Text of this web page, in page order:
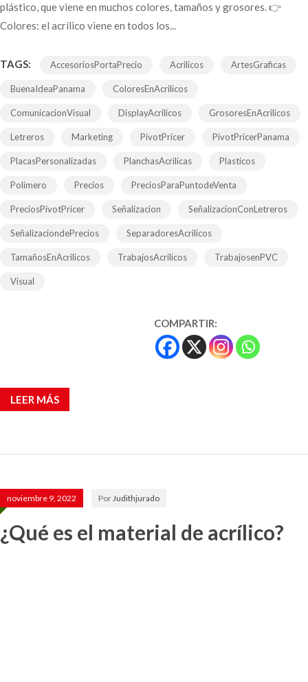
plástico, que viene en muchos colores, tamaños y grosores. 👉
Colores: el acrílico viene en todos los...
TAGS: AccesoriosPortaPrecio Acrilicos ArtesGraficas
BuenaIdeaPanama ColoresEnAcrilicos
ComunicacionVisual DisplayAcrilicos GrosoresEnAcrilicos
Letreros Marketing PivotPricer PivotPricerPanama
PlacasPersonalizadas PlanchasAcrilicas Plasticos
Polimero Precios PreciosParaPuntodeVenta
PreciosPivotPricer Señalizacion SeñalizacionConLetreros
SeñalizaciondePrecios SeparadoresAcrilicos
TamañosEnAcrilicos TrabajosAcrilicos TrabajosenPVC
Visual
COMPARTIR:
LEER MÁS
noviembre 9, 2022 PorJudithjurado
¿Qué es el material de acrílico?